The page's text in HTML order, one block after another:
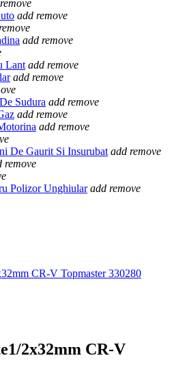
remove
add remove
add remove
Lant add remove
add remove
Sudura add remove
add remove
add remove
De Gaurit Si Insurubat add remove
remove
Polizor Unghiular add remove
CR-V Topmaster 330280
2x32mm CR-V